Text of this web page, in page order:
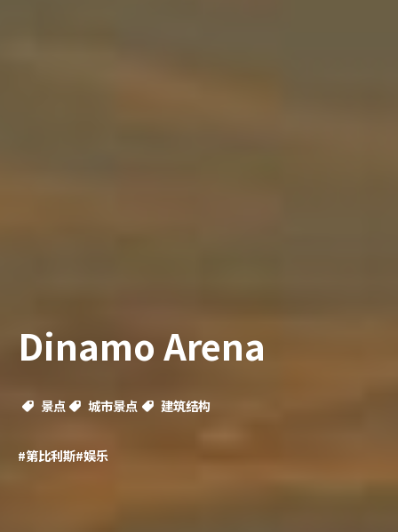
Dinamo Arena
景点 城市景点 建筑结构
#第比利斯#娱乐